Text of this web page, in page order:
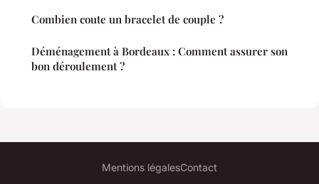
Combien coute un bracelet de couple ?
Déménagement à Bordeaux : Comment assurer son
bon déroulement ?
Mentions légalesContact